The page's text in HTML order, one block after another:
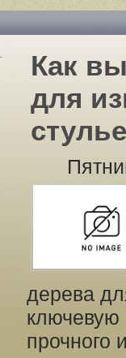
Как
для
дерева
ключевую
прочного